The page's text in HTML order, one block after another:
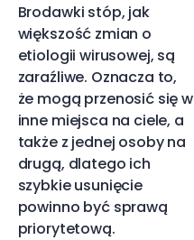
Brodawki stóp, jak
większość zmian o
etiologii wirusowej, są
zaraźliwe. Oznacza to,
że mogą przenosić się w
inne miejsca na ciele, a
także z jednej osoby na
drugą, dlatego ich
szybkie usunięcie
powinno być sprawą
priorytetową.